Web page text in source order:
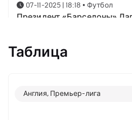
07-11-2025 | 18:18 • Футбол
Президент «Барселоны»
07-11-2025 | 16:23
ФИФА
Таблица
Англия, Премьер-лига